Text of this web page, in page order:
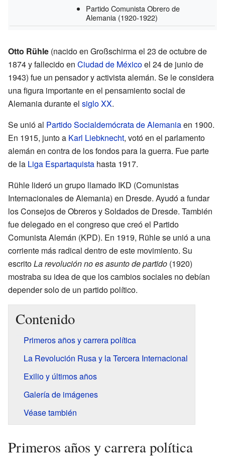
Partido Comunista Obrero de
Alemania (1920-1922)
Otto Rühle (nacido en Großschirma el 23 de octubre de
1874 y fallecido en Ciudad de Méxicoel 24 de junio de
1943) fue un pensador y activista alemán. Se le considera
una figura importante en el pensamiento social de
Alemania durante el siglo XX.
Se unió al Partido Socialdemócrata de Alemaniaen 1900.
En 1915, junto a Karl Liebknecht, votó en el parlamento
alemán en contra de los fondos para la guerra. Fue parte
de la Liga Espartaquista hasta 1917.
Rühle lideró un grupo llamado IKD (Comunistas
Internacionales de Alemania) en Dresde. Ayudó a fundar
los Consejos de Obreros y Soldados de Dresde. También
fue delegado en el congreso que creó el Partido
Comunista Alemán (KPD). En 1919, Rühle se unió a una
corriente más radical dentro de este movimiento. Su
escritoLa revolución no es asunto de partido (1920)
mostraba su idea de que los cambios sociales no debían
depender solo de un partido político.
Contenido
Primeros años y carrera política
La Revolución Rusa y la Tercera Internacional
Exilio y últimos años
Galería de imágenes
Véase también
Primeros años y carrera política